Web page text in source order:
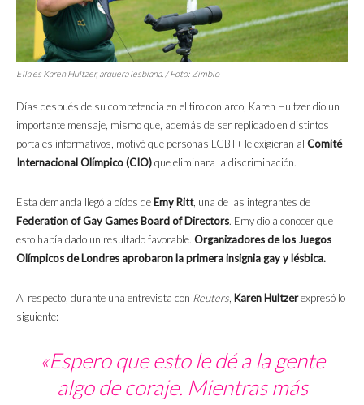
Ella es Karen Hultzer, arquera lesbiana. / Foto: Zimbio
Días después de su competencia en el tiro con arco, Karen Hultzer dio un
importante mensaje, mismo que, además de ser replicado en distintos
portales informativos, motivó que personas LGBT+ le exigieran al Comité
Internacional Olímpico (CIO)que eliminara la discriminación.
Esta demanda llegó a oídos de Emy Ritt, una de las integrantes de
Federation of Gay Games Board of Directors. Emy dio a conocer que
esto había dado un resultado favorable. Organizadores de los Juegos
Olímpicos de Londres aprobaron la primera insignia gay y lésbica.
Al respecto, durante una entrevista con Reuters, Karen Hultzerexpresó lo
siguiente:
«Espero que esto le dé a la gente
algo de coraje. Mientras más